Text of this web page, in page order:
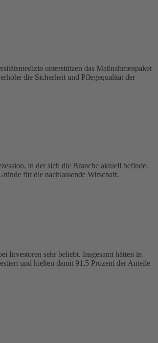
unterstützen das Maßnahmenpaket
die Sicherheit und Pflegequalität der
in der sich die Branche aktuell befinde.
für die nachlassende Wirschaft.
Investoren sehr beliebt. Insgesamt hätten in
und hielten damit 91,5 Prozent der Anteile